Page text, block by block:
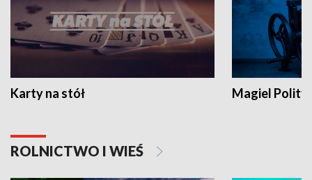
Karty na stół Magiel
ROLNICTWO I WIEŚ